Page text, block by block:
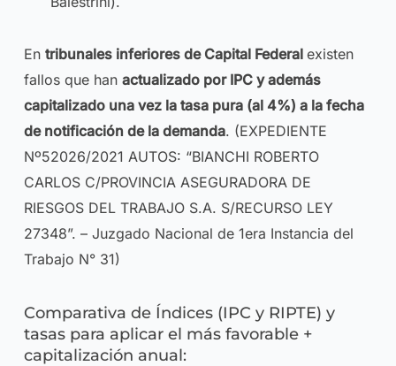
En tribunales inferiores de Capital Federal existen
fallos que han actualizado por IPC y además
capitalizado una vez la tasa pura (al 4%) a la fecha
de notificación de la demanda. (EXPEDIENTE
Nº52026/2021 AUTOS: “BIANCHI ROBERTO
CARLOS C/PROVINCIA ASEGURADORA DE
RIESGOS DEL TRABAJO S.A. S/RECURSO LEY
27348”. – Juzgado Nacional de 1era Instancia del
Trabajo N° 31)
Comparativa de Índices (IPC y RIPTE) y
tasas para aplicar el más favorable +
capitalización anual: